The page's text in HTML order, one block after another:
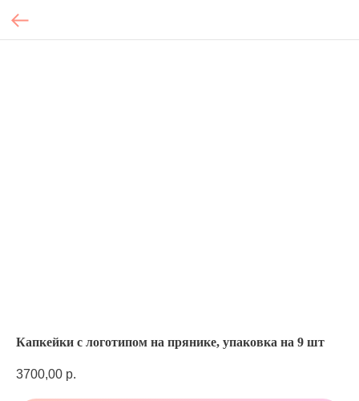
Капкейки с логотипом на прянике, упаковка на 9 шт
3700,00 р.